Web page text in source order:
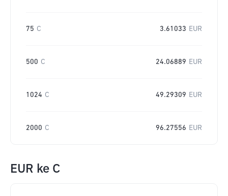
75 C 3.61033 EUR
500 C 24.06889 EUR
1024 C 49.29309 EUR
2000 C 96.27556 EUR
EUR ke C